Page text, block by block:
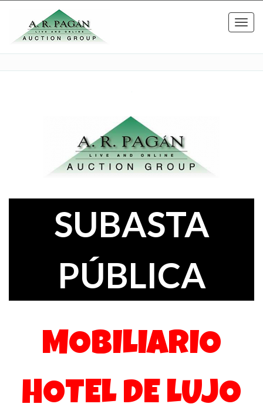
SUBASTA
PÚBLICA
MOBILIARIO
HOTEL DE LUJO